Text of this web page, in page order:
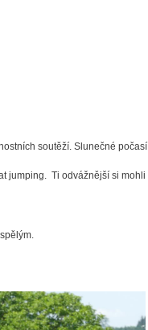
soutěží. Slunečné počasí
jumping. Ti odvážnější si mohli